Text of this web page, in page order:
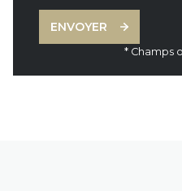
ENVOYER
* Champs